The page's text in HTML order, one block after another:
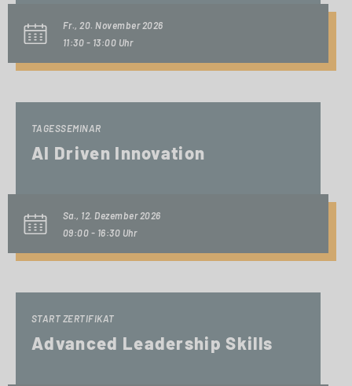
Fr., 20. November 2026
11:30 - 13:00 Uhr
TAGESSEMINAR
AI Driven Innovation
Sa., 12. Dezember 2026
09:00 - 16:30 Uhr
START ZERTIFIKAT
Advanced Leadership Skills